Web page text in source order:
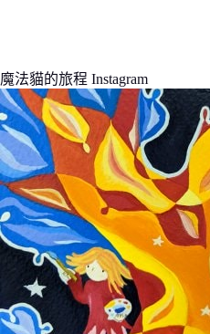
魔法貓的旅程 Instagram